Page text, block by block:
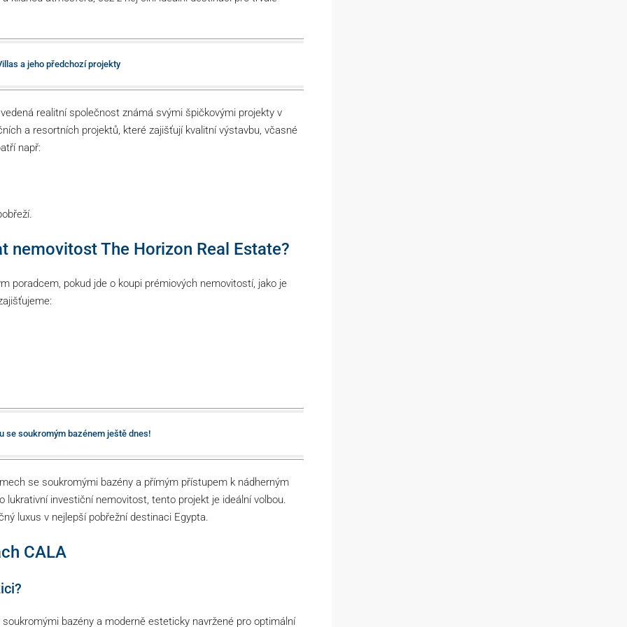
a jeho předchozí projekty
realitní společnost známá svými špičkovými projekty v
a resortních projektů, které zajišťují kvalitní výstavbu, včasné
např:
nemovitost The Horizon Real Estate?
poradcem, pokud jde o koupi prémiových nemovitostí, jako je
se soukromým bazénem ještě dnes!
se soukromými bazény a přímým přístupem k nádherným
lukrativní investiční nemovitost, tento projekt je ideální volbou.
luxus v nejlepší pobřežní destinaci Egypta.
CALA
bazény a moderně esteticky navržené pro optimální